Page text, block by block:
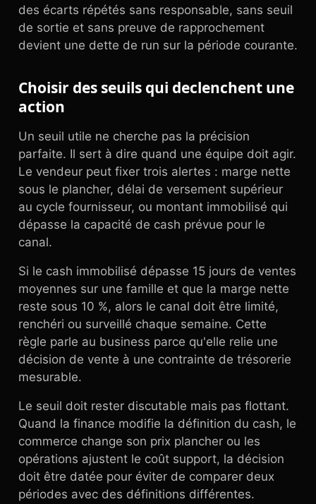
des écarts répétés sans responsable, sans seuil
de sortie et sans preuve de rapprochement
devient une dette de run sur la période courante.
Choisir des seuils qui declenchent une
action
Un seuil utile ne cherche pas la précision
parfaite. Il sert à dire quand une équipe doit agir.
Le vendeur peut fixer trois alertes : marge nette
sous le plancher, délai de versement supérieur
au cycle fournisseur, ou montant immobilisé qui
dépasse la capacité de cash prévue pour le
canal.
Si le cash immobilisé dépasse 15 jours de ventes
moyennes sur une famille et que la marge nette
reste sous 10 %, alors le canal doit être limité,
renchéri ou surveillé chaque semaine. Cette
règle parle au business parce qu'elle relie une
décision de vente à une contrainte de trésorerie
mesurable.
Le seuil doit rester discutable mais pas flottant.
Quand la finance modifie la définition du cash, le
commerce change son prix plancher ou les
opérations ajustent le coût support, la décision
doit être datée pour éviter de comparer deux
périodes avec des définitions différentes.